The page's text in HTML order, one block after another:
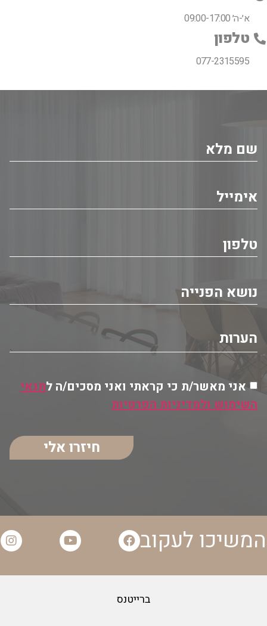
א׳-ה׳ 09:00-17:00
טלפון
077-2315595
אני מאשר/ת כי קראתי ואני מסכים/ה לתנאי
השימוש ולמדיניות הפרטיות
חיזרו אלי
המשיכו לעקוב
ברייטנס